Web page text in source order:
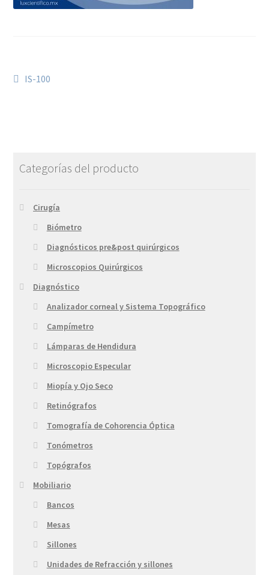
IS-100
Categorías del producto
Cirugía
Biómetro
Diagnósticos pre&post quirúrgicos
Microscopios Quirúrgicos
Diagnóstico
Analizador corneal y Sistema Topográfico
Campímetro
Lámparas de Hendidura
Microscopio Especular
Miopía y Ojo Seco
Retinógrafos
Tomografía de Cohorencia Óptica
Tonómetros
Topógrafos
Mobiliario
Bancos
Mesas
Sillones
Unidades de Refracción y sillones